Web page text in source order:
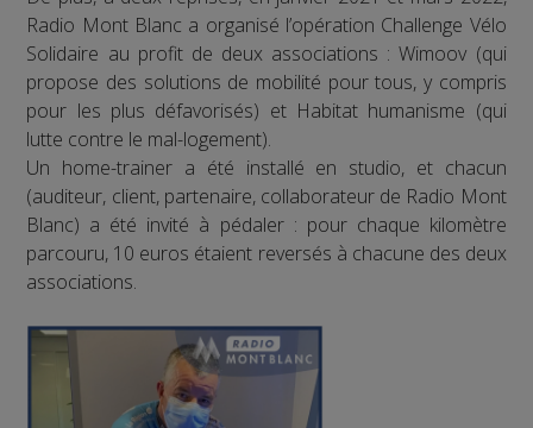
Radio Mont Blanc a organisé l’opération Challenge Vélo
Solidaire au profit de deux associations : Wimoov (qui
propose des solutions de mobilité pour tous, y compris
pour les plus défavorisés) et Habitat humanisme (qui
lutte contre le mal-logement).
Un home-trainer a été installé en studio, et chacun
(auditeur, client, partenaire, collaborateur de Radio Mont
Blanc) a été invité à pédaler : pour chaque kilomètre
parcouru, 10 euros étaient reversés à chacune des deux
associations.